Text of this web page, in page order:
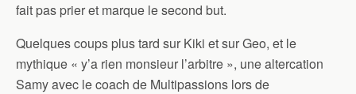
fait pas prier et marque le second but.
Quelques coups plus tard sur Kiki et sur Geo, et le
mythique « y’a rien monsieur l’arbitre », une altercation
Samy avec le coach de Multipassions lors de